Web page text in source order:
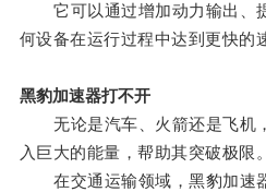
它可以通过增加动力输出、
何设备在运行过程中达到更快的
黑豹加速器打不开
无论是汽车、火箭还是飞机
入巨大的能量，帮助其突破极限。
在交通运输领域，黑豹加速